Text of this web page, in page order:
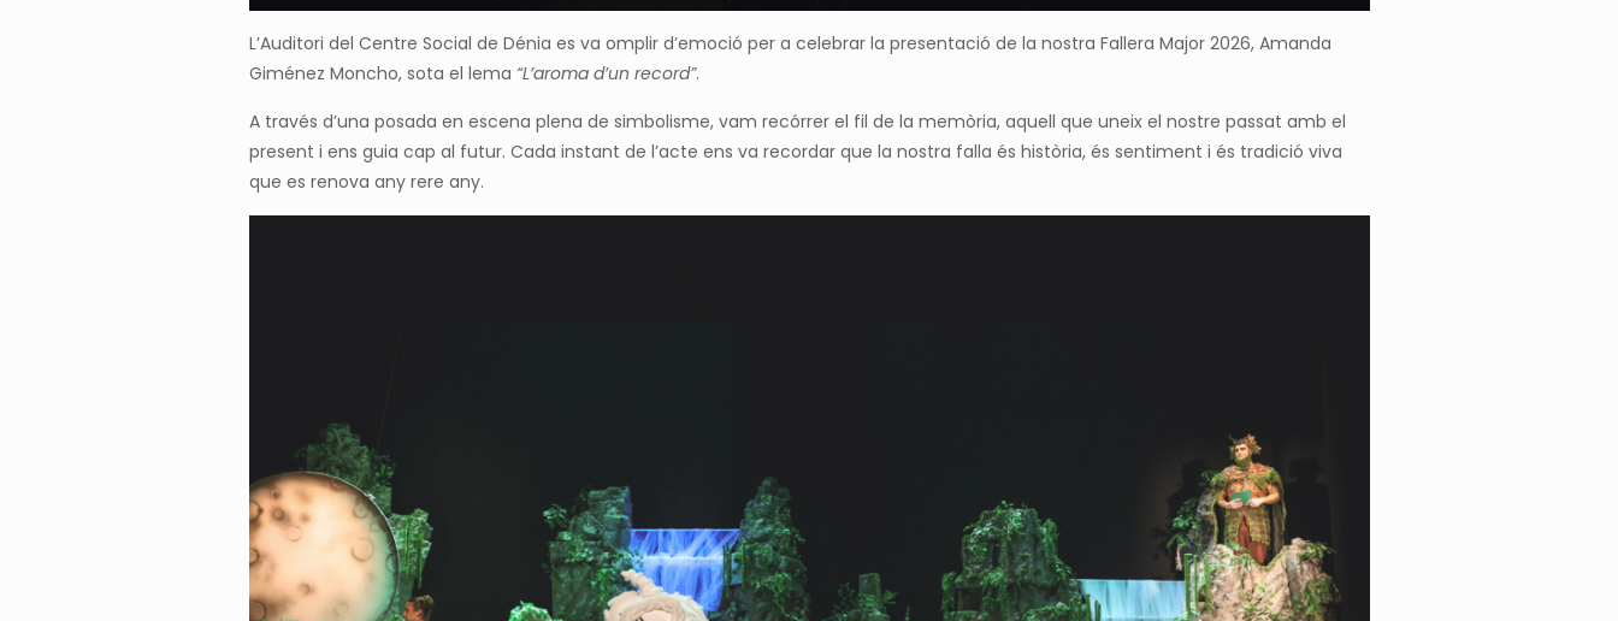
L’Auditori del Centre Social de Dénia es va omplir d’emoció per a celebrar la presentació de la nostra Fallera Major 2026, Amanda
Giménez Moncho, sota el lema “L’aroma d’un record”.
A través d’una posada en escena plena de simbolisme, vam recórrer el fil de la memòria, aquell que uneix el nostre passat amb el
present i ens guia cap al futur. Cada instant de l’acte ens va recordar que la nostra falla és història, és sentiment i és tradició viva
que es renova any rere any.